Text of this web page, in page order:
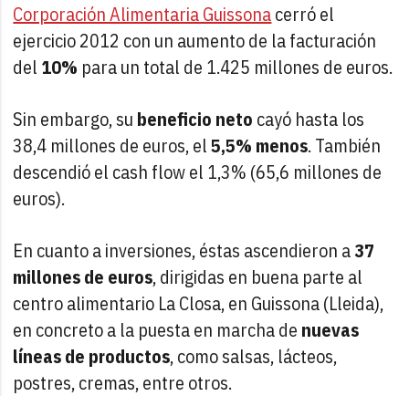
Corporación Alimentaria Guissonacerró el
ejercicio 2012 con un aumento de la facturación
del 10% para un total de 1.425 millones de euros.
Sin embargo, su beneficio neto cayó hasta los
38,4 millones de euros, el5,5% menos. También
descendió el cash flow el 1,3% (65,6 millones de
euros).
En cuanto a inversiones, éstas ascendieron a37
millones de euros, dirigidas en buena parte al
centro alimentario La Closa, en Guissona (Lleida),
en concreto a la puesta en marcha de nuevas
líneas de productos, como salsas, lácteos,
postres, cremas, entre otros.